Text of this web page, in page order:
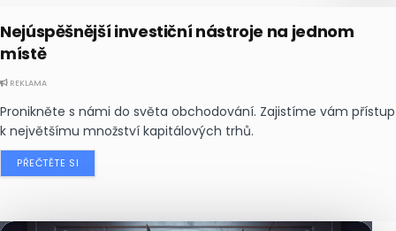
Nejúspěšnější investiční nástroje na jednom
místě
REKLAMA
Pronikněte s námi do světa obchodování. Zajistíme vám přístup
k největšímu množství kapitálových trhů.
PŘEČTĚTE SI